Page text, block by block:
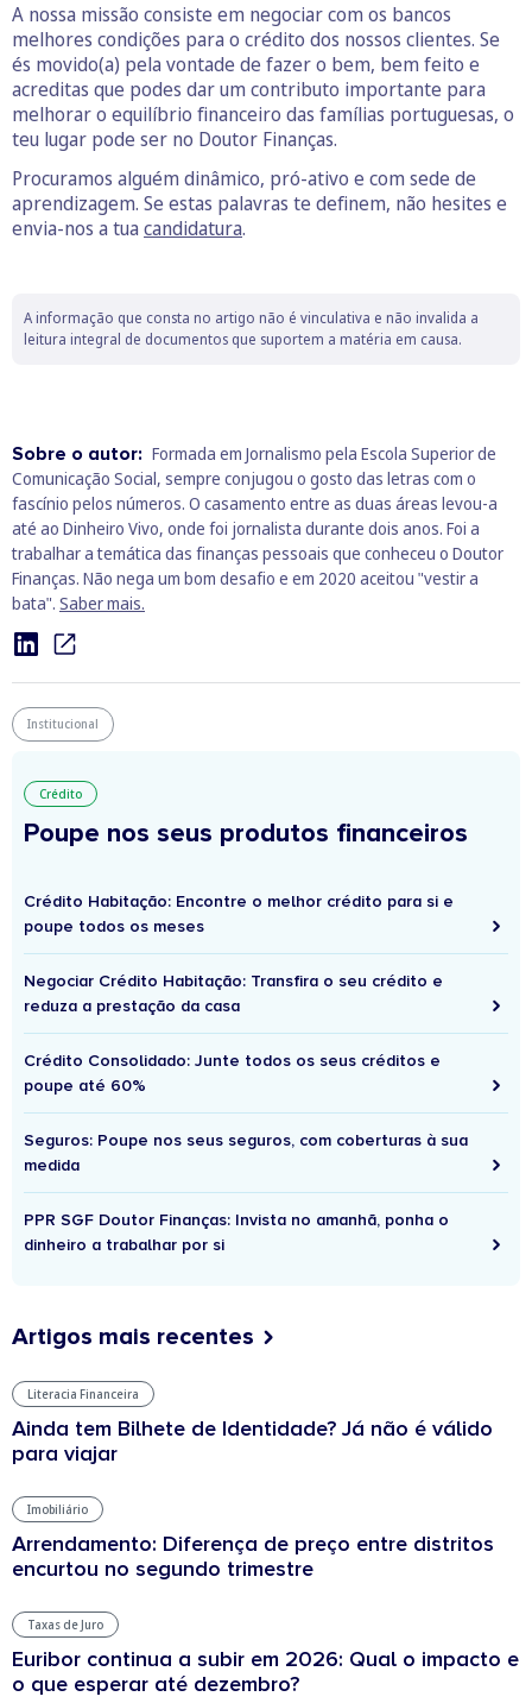
A nossa missão consiste em negociar com os bancos
melhores condições para o crédito dos nossos clientes. Se
és movido(a) pela vontade de fazer o bem, bem feito e
acreditas que podes dar um contributo importante para
melhorar o equilíbrio financeiro das famílias portuguesas, o
teu lugar pode ser no Doutor Finanças.
Procuramos alguém dinâmico, pró-ativo e com sede de
aprendizagem. Se estas palavras te definem, não hesites e
envia-nos a tua candidatura.
A informação que consta no artigo não é vinculativa e não invalida a
leitura integral de documentos que suportem a matéria em causa.
Sobre o autor: Formada em Jornalismo pela Escola Superior de
Comunicação Social, sempre conjugou o gosto das letras com o
fascínio pelos números. O casamento entre as duas áreas levou-a
até ao Dinheiro Vivo, onde foi jornalista durante dois anos. Foi a
trabalhar a temática das finanças pessoais que conheceu o Doutor
Finanças. Não nega um bom desafio e em 2020 aceitou "vestir a
bata". Saber mais.
Institucional
Crédito
Poupe nos seus produtos financeiros
Crédito Habitação: Encontre o melhor crédito para si e
poupe todos os meses
Negociar Crédito Habitação: Transfira o seu crédito e
reduza a prestação da casa
Crédito Consolidado: Junte todos os seus créditos e
poupe até 60%
Seguros: Poupe nos seus seguros, com coberturas à sua
medida
PPR SGF Doutor Finanças: Invista no amanhã, ponha o
dinheiro a trabalhar por si
Artigos mais recentes
Literacia Financeira
Ainda tem Bilhete de Identidade? Já não é válido
para viajar
Imobiliário
Arrendamento: Diferença de preço entre distritos
encurtou no segundo trimestre
Taxas de Juro
Euribor continua a subir em 2026: Qual o impacto e
o que esperar até dezembro?